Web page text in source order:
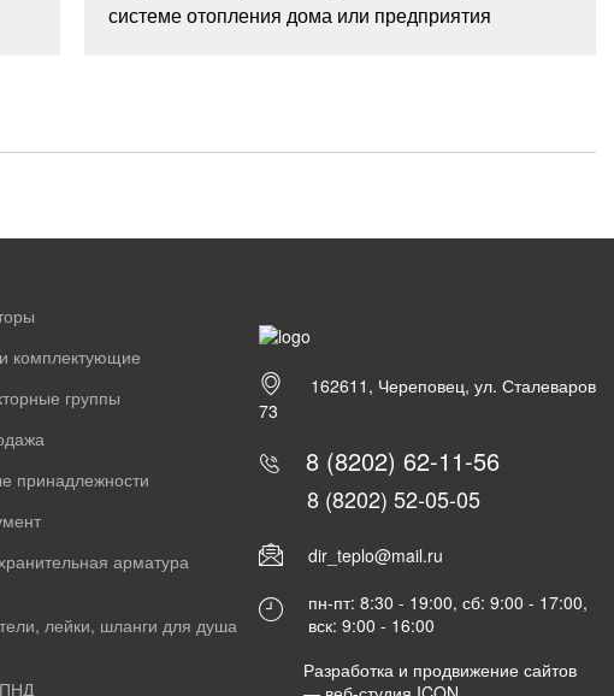
системе отопления дома или предприятия
комплектующие
группы
принадлежности
арматура
лейки, шланги для душа
162611, Череповец, ул. Сталеваров
73
8 (8202) 62-11-56
8 (8202) 52-05-05
dir_teplo@mail.ru
пн-пт: 8:30 - 19:00, сб: 9:00 - 17:00,
вск: 9:00 - 16:00
Разработка и продвижение сайтов